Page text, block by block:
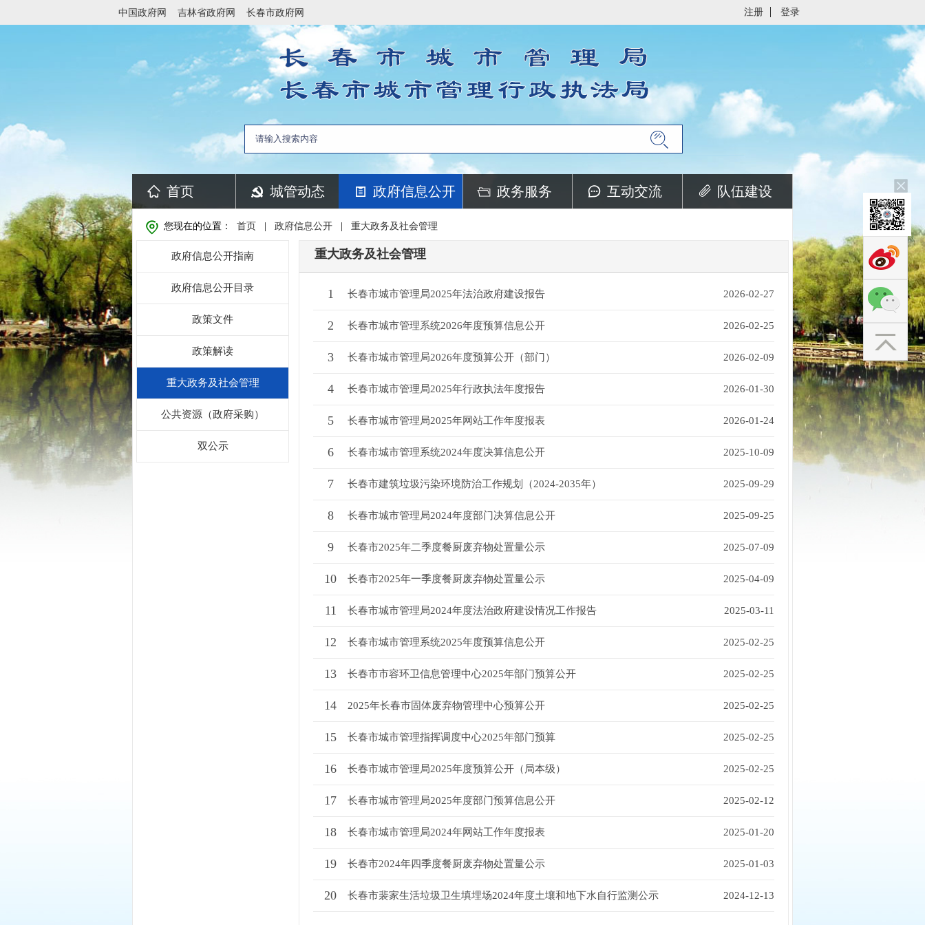
中国政府网 吉林省政府网 长春市政府网 注册 登录
首页 城管动态 政府信息公开 政务服务 互动交流 队伍建设
您现在的位置： 首页 政府信息公开 重大政务及社会管理
政府信息公开指南
政府信息公开目录
政策文件
政策解读
重大政务及社会管理
公共资源（政府采购）
双公示
重大政务及社会管理
1 长春市城市管理局2025年法治政府建设报告 2026-02-27
2 长春市城市管理系统2026年度预算信息公开 2026-02-25
3 长春市城市管理局2026年度预算公开（部门） 2026-02-09
4 长春市城市管理局2025年行政执法年度报告 2026-01-30
5 长春市城市管理局2025年网站工作年度报表 2026-01-24
6 长春市城市管理系统2024年度决算信息公开 2025-10-09
7 长春市建筑垃圾污染环境防治工作规划（2024-2035年） 2025-09-29
8 长春市城市管理局2024年度部门决算信息公开 2025-09-25
9 长春市2025年二季度餐厨废弃物处置量公示 2025-07-09
10 长春市2025年一季度餐厨废弃物处置量公示 2025-04-09
11 长春市城市管理局2024年度法治政府建设情况工作报告 2025-03-11
12 长春市城市管理系统2025年度预算信息公开 2025-02-25
13 长春市市容环卫信息管理中心2025年部门预算公开 2025-02-25
14 2025年长春市固体废弃物管理中心预算公开 2025-02-25
15 长春市城市管理指挥调度中心2025年部门预算 2025-02-25
16 长春市城市管理局2025年度预算公开（局本级） 2025-02-25
17 长春市城市管理局2025年度部门预算信息公开 2025-02-12
18 长春市城市管理局2024年网站工作年度报表 2025-01-20
19 长春市2024年四季度餐厨废弃物处置量公示 2025-01-03
20 长春市裴家生活垃圾卫生填埋场2024年度土壤和地下水自行监测公示 2024-12-13